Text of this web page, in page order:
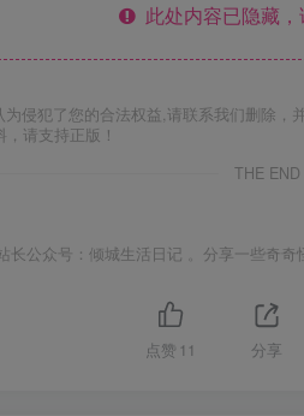
此处内容已隐藏
侵犯了您的合法权益,请联系我们删除
请支持正版！
THE END
长公众号：倾城生活日记 。分享一些奇
点赞 11 分享